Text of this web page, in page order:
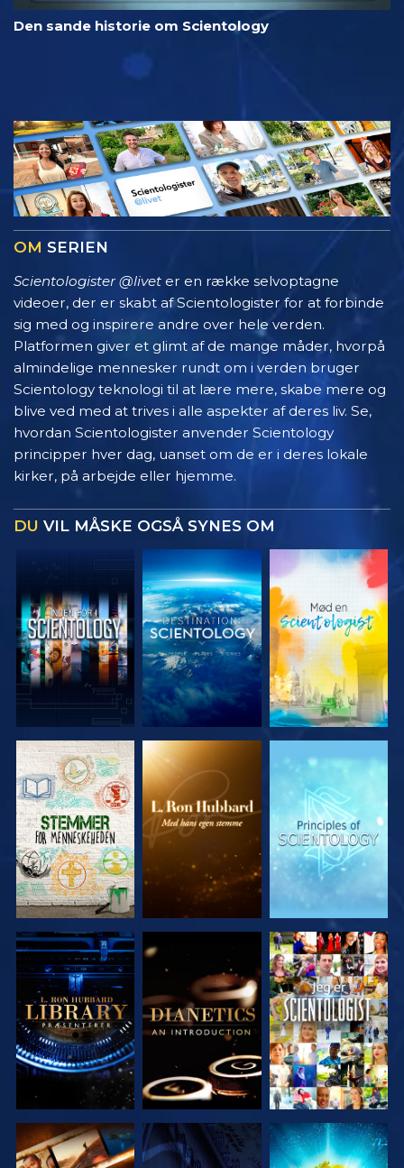
Den sande historie om Scientology
OM SERIEN
Scientologister @livet er en række selvoptagne
videoer, der er skabt af Scientologister for at forbinde
sig med og inspirere andre over hele verden.
Platformen giver et glimt af de mange måder, hvorpå
almindelige mennesker rundt om i verden bruger
Scientology teknologi til at lære mere, skabe mere og
blive ved med at trives i alle aspekter af deres liv. Se,
hvordan Scientologister anvender Scientology
principper hver dag, uanset om de er i deres lokale
kirker, på arbejde eller hjemme.
DU VIL MÅSKE OGSÅ SYNES OM
UDFORSK
SERIEN
UDFORSK
SERIEN
UDFORSK
SERIEN
UDFORSK
SERIEN
UDFORSK
SERIEN
SE